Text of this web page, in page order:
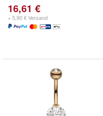
16,61 €
+ 5,90 € Versand